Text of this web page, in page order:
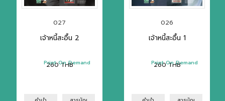
027
เจ้าหนี้สะอื้น 2
260 THB
Print On Demand
026
เจ้าหนี้สะอื้น 1
260 THB
Print On Demand